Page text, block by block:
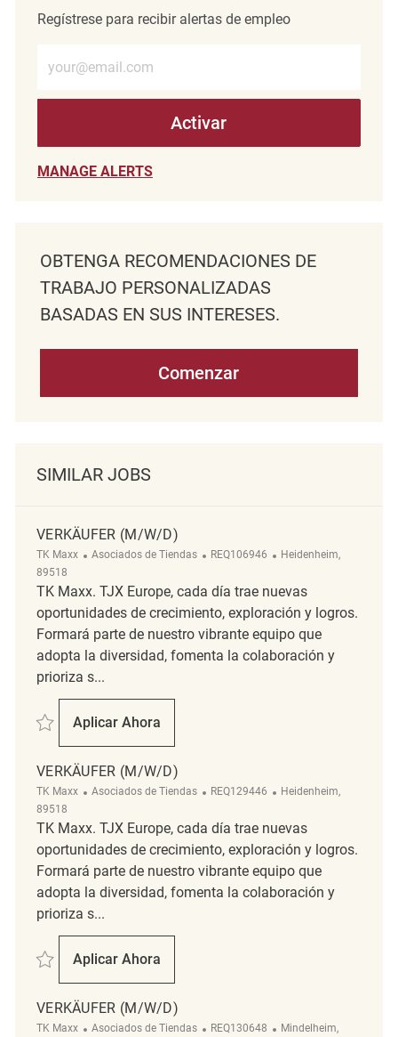
Regístrese para recibir alertas de empleo
Activar
MANAGE ALERTS
OBTENGA RECOMENDACIONES DE
TRABAJO PERSONALIZADAS
BASADAS EN SUS INTERESES.
Comenzar
SIMILAR JOBS
VERKÄUFER (M/W/D)
TK Maxx Categoría
Asociados de Tiendas ReqId
REQ106946 Ubicación
Heidenheim,
89518
TK Maxx. TJX Europe, cada día trae nuevas
oportunidades de crecimiento, exploración y logros.
Formará parte de nuestro vibrante equipo que
adopta la diversidad, fomenta la colaboración y
prioriza s...
Salvar Verkäufer (m/w/d) REQ106946
Aplicar Ahora
Verkäufer (m/w/d)
VERKÄUFER (M/W/D)
TK Maxx Categoría
Asociados de Tiendas ReqId
REQ129446 Ubicación
Heidenheim,
89518
TK Maxx. TJX Europe, cada día trae nuevas
oportunidades de crecimiento, exploración y logros.
Formará parte de nuestro vibrante equipo que
adopta la diversidad, fomenta la colaboración y
prioriza s...
Salvar Verkäufer (m/w/d) REQ129446
Aplicar Ahora
Verkäufer (m/w/d)
VERKÄUFER (M/W/D)
TK Maxx Categoría
Asociados de Tiendas ReqId
REQ130648 Ubicación
Mindelheim,